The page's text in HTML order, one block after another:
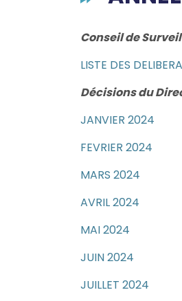
Conseil de
LISTE DES
Décisions du
JANVIER 2024
FEVRIER 2024
MARS 2024
AVRIL 2024
MAI 2024
JUIN 2024
JUILLET 2024